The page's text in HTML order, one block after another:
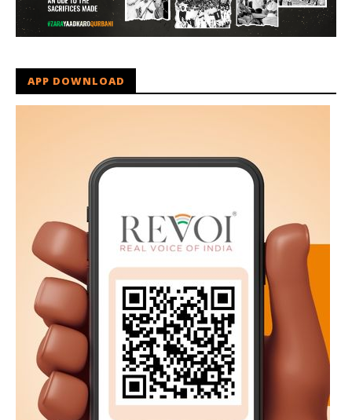
APP DOWNLOAD